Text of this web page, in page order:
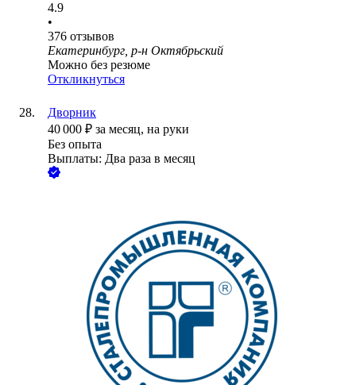
4.9
•
376 отзывов
Екатеринбург, р-н Октябрьский
Можно без резюме
Откликнуться
Дворник
40 000 ₽ за месяц, на руки
Без опыта
Выплаты: Два раза в месяц